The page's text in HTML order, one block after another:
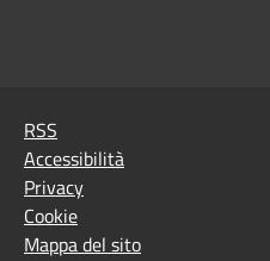
RSS
Accessibilità
Privacy
Cookie
Mappa del sito